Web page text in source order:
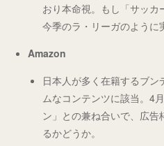
おり本命視。もし「サッカ
今季のラ・リーガのように
Amazon
日本人が多く在籍するブ
ムなコンテンツに該当。4
ン」との兼ね合いで、広
るかどうか。